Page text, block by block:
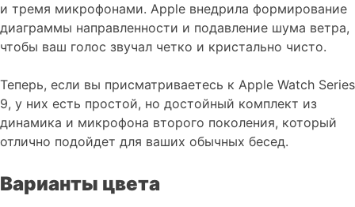
и тремя микрофонами. Apple внедрила формирование
диаграммы направленности и подавление шума ветра,
чтобы ваш голос звучал четко и кристально чисто.
Теперь, если вы присматриваетесь к Apple Watch Series
9, у них есть простой, но достойный комплект из
динамика и микрофона второго поколения, который
отлично подойдет для ваших обычных бесед.
Варианты цвета